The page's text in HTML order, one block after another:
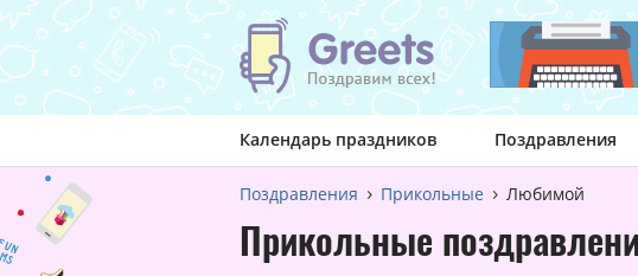
Календарь праздников Поздравления
Поздравления Прикольные Любимой
Прикольные